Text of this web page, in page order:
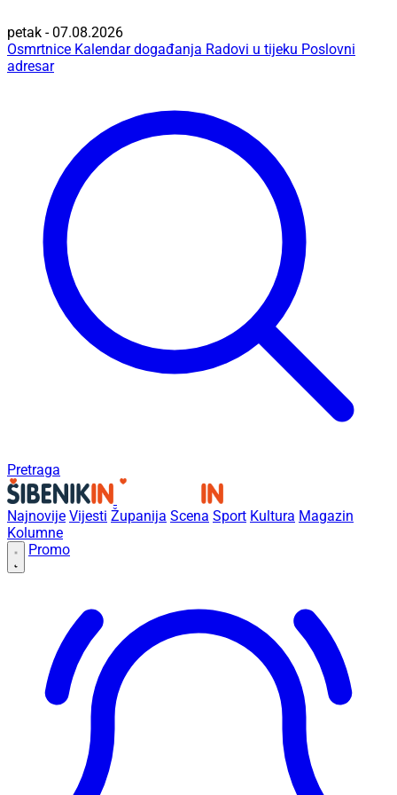
petak - 07.08.2026
Osmrtnice Kalendar događanja Radovi u tijeku Poslovni
adresar
Pretraga
Najnovije Vijesti Županija Scena Sport Kultura Magazin
Kolumne
Promo